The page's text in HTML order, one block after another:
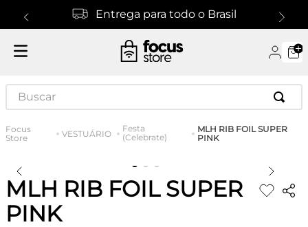
Entrega para todo o Brasil
Buscar
VESTUÁRIO
Festa
(Celebrate)
MLH RIB FOIL SUPER
PINK
MLH RIB FOIL SUPER
PINK